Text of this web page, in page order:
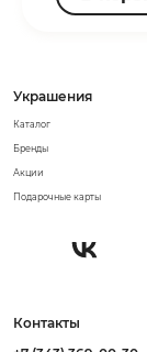
Украшения
Каталог
Бренды
Акции
Подарочные карты
Контакты